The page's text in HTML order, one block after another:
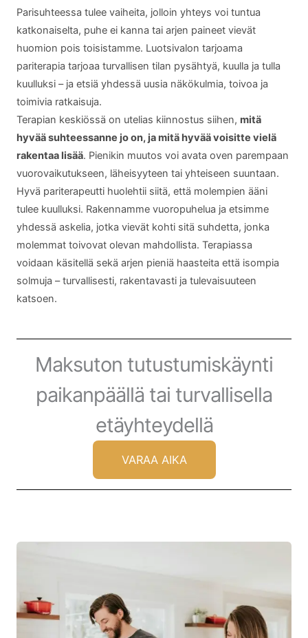
Parisuhteessa tulee vaiheita, jolloin yhteys voi tuntua
katkonaiselta, puhe ei kanna tai arjen paineet vievät
huomion pois toisistamme. Luotsivalon tarjoama
pariterapia tarjoaa turvallisen tilan pysähtyä, kuulla ja tulla
kuulluksi – ja etsiä yhdessä uusia näkökulmia, toivoa ja
toimivia ratkaisuja.
Terapian keskiössä on utelias kiinnostus siihen, mitä
hyvää suhteessanne jo on, ja mitä hyvää voisitte vielä
rakentaa lisää. Pienikin muutos voi avata oven parempaan
vuorovaikutukseen, läheisyyteen tai yhteiseen suuntaan.
Hyvä pariterapeutti huolehtii siitä, että molempien ääni
tulee kuulluksi. Rakennamme vuoropuhelua ja etsimme
yhdessä askelia, jotka vievät kohti sitä suhdetta, jonka
molemmat toivovat olevan mahdollista. Terapiassa
voidaan käsitellä sekä arjen pieniä haasteita että isompia
solmuja – turvallisesti, rakentavasti ja tulevaisuuteen
katsoen.
Maksuton tutustumiskäynti
paikanpäällä tai turvallisella
etäyhteydellä
VARAA AIKA